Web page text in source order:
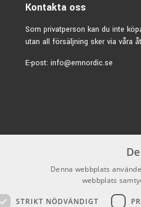
Kontakta oss
Som privatperson kan du inte
utan all försäljning sker via våra
E-post: info@emnordic.se
Denna webbplats
webbplats
STRIKT NÖDVÄNDIGT